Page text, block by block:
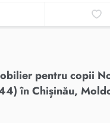
pentru copii
în Chișinău,